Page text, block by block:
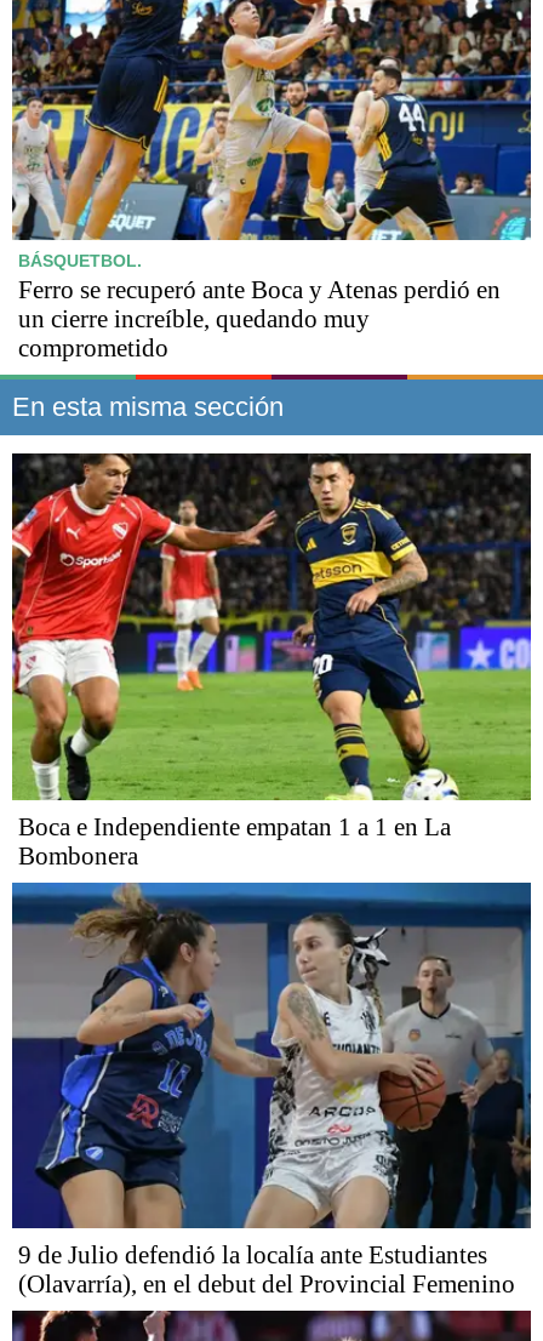
BÁSQUETBOL.
Ferro se recuperó ante Boca y Atenas perdió en
un cierre increíble, quedando muy
comprometido
En esta misma sección
Boca e Independiente empatan 1 a 1 en La
Bombonera
9 de Julio defendió la localía ante Estudiantes
(Olavarría), en el debut del Provincial Femenino